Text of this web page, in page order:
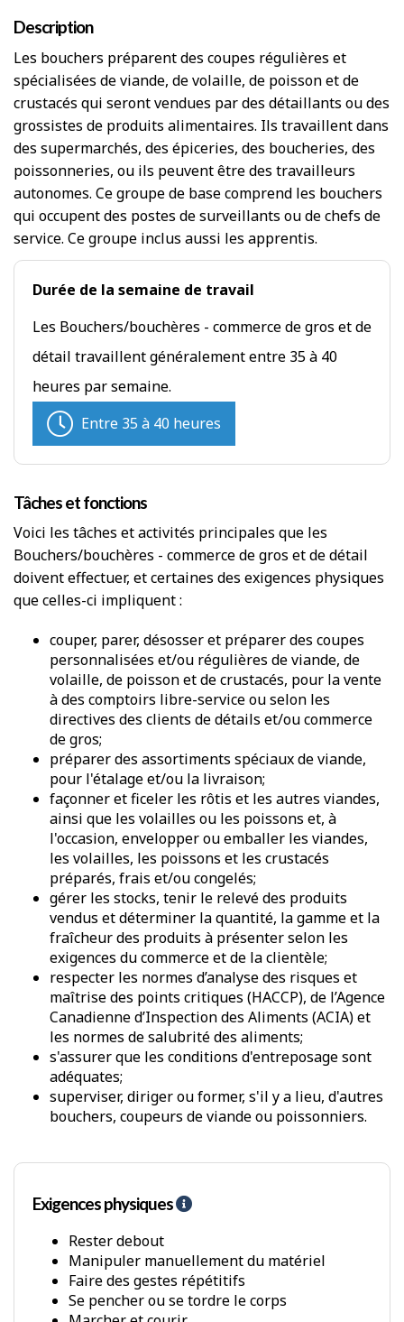
Description
Les bouchers préparent des coupes régulières et
spécialisées de viande, de volaille, de poisson et de
crustacés qui seront vendues par des détaillants ou des
grossistes de produits alimentaires. Ils travaillent dans
des supermarchés, des épiceries, des boucheries, des
poissonneries, ou ils peuvent être des travailleurs
autonomes. Ce groupe de base comprend les bouchers
qui occupent des postes de surveillants ou de chefs de
service. Ce groupe inclus aussi les apprentis.
Durée de la semaine de travail
Les Bouchers/bouchères - commerce de gros et de
détail travaillent généralement entre 35 à 40
heures par semaine.
Entre 35 à 40 heures
Tâches et fonctions
Voici les tâches et activités principales que les
Bouchers/bouchères - commerce de gros et de détail
doivent effectuer, et certaines des exigences physiques
que celles-ci impliquent :
couper, parer, désosser et préparer des coupes
personnalisées et/ou régulières de viande, de
volaille, de poisson et de crustacés, pour la vente
à des comptoirs libre-service ou selon les
directives des clients de détails et/ou commerce
de gros;
préparer des assortiments spéciaux de viande,
pour l'étalage et/ou la livraison;
façonner et ficeler les rôtis et les autres viandes,
ainsi que les volailles ou les poissons et, à
l'occasion, envelopper ou emballer les viandes,
les volailles, les poissons et les crustacés
préparés, frais et/ou congelés;
gérer les stocks, tenir le relevé des produits
vendus et déterminer la quantité, la gamme et la
fraîcheur des produits à présenter selon les
exigences du commerce et de la clientèle;
respecter les normes d’analyse des risques et
maîtrise des points critiques (HACCP), de l’Agence
Canadienne d’Inspection des Aliments (ACIA) et
les normes de salubrité des aliments;
s'assurer que les conditions d'entreposage sont
adéquates;
superviser, diriger ou former, s'il y a lieu, d'autres
bouchers, coupeurs de viande ou poissonniers.
Exigences physiques
e
-
E
x
Rester debout
Manipuler manuellement du matériel
Faire des gestes répétitifs
Se pencher ou se tordre le corps